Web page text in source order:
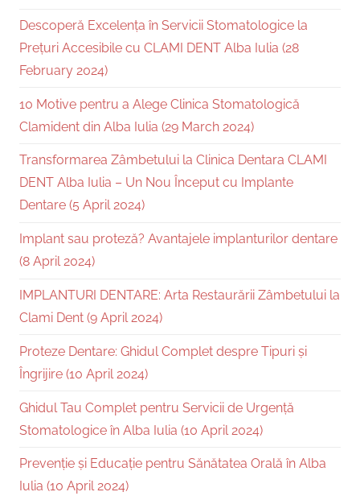
Descoperă Excelența în Servicii Stomatologice la
Prețuri Accesibile cu CLAMI DENT Alba Iulia (28
February 2024)
10 Motive pentru a Alege Clinica Stomatologică
Clamident din Alba Iulia (29 March 2024)
Transformarea Zâmbetului la Clinica Dentara CLAMI
DENT Alba Iulia – Un Nou Început cu Implante
Dentare (5 April 2024)
Implant sau proteză? Avantajele implanturilor dentare
(8 April 2024)
IMPLANTURI DENTARE: Arta Restaurării Zâmbetului la
Clami Dent (9 April 2024)
Proteze Dentare: Ghidul Complet despre Tipuri și
Îngrijire (10 April 2024)
Ghidul Tau Complet pentru Servicii de Urgență
Stomatologice în Alba Iulia (10 April 2024)
Prevenție și Educație pentru Sănătatea Orală în Alba
Iulia (10 April 2024)